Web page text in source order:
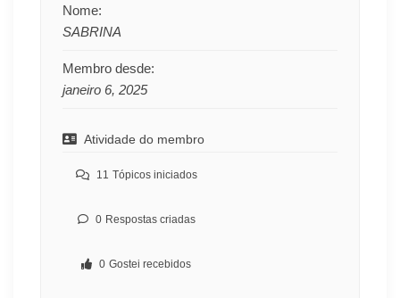
Nome:
SABRINA
Membro desde:
janeiro 6, 2025
Atividade do membro
11 Tópicos iniciados
0 Respostas criadas
0 Gostei recebidos